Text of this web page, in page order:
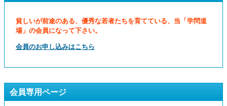
貧しいが前途のある、優秀な若者たちを育てている、当「学問道
場」の会員になって下さい。
会員のお申し込みはこちら
会員専用ページ